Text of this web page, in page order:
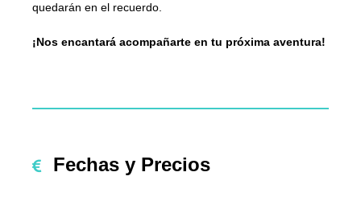
quedarán en el recuerdo.
¡Nos encantará acompañarte en tu próxima aventura!
Fechas y Precios